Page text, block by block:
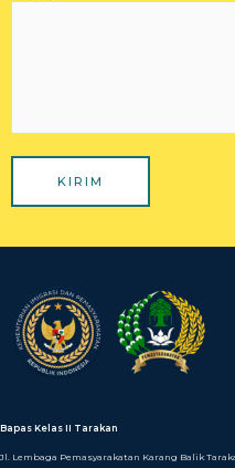
KIRIM
Bapas Kelas II Tarakan
Jl. Lembaga Pemasyarakatan Karang Balik